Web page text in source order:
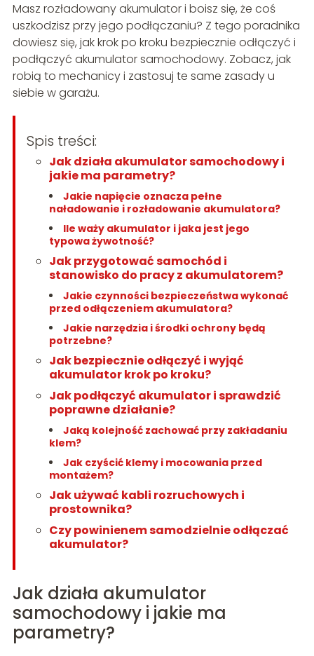
Masz rozładowany akumulator i boisz się, że coś
uszkodzisz przy jego podłączaniu? Z tego poradnika
dowiesz się, jak krok po kroku bezpiecznie odłączyć i
podłączyć akumulator samochodowy. Zobacz, jak
robią to mechanicy i zastosuj te same zasady u
siebie w garażu.
Spis treści:
Jak działa akumulator samochodowy i
jakie ma parametry?
Jakie napięcie oznacza pełne
naładowanie i rozładowanie akumulatora?
Ile waży akumulator i jaka jest jego
typowa żywotność?
Jak przygotować samochód i
stanowisko do pracy z akumulatorem?
Jakie czynności bezpieczeństwa wykonać
przed odłączeniem akumulatora?
Jakie narzędzia i środki ochrony będą
potrzebne?
Jak bezpiecznie odłączyć i wyjąć
akumulator krok po kroku?
Jak podłączyć akumulator i sprawdzić
poprawne działanie?
Jaką kolejność zachować przy zakładaniu
klem?
Jak czyścić klemy i mocowania przed
montażem?
Jak używać kabli rozruchowych i
prostownika?
Czy powinienem samodzielnie odłączać
akumulator?
Jak działa akumulator
samochodowy i jakie ma
parametry?